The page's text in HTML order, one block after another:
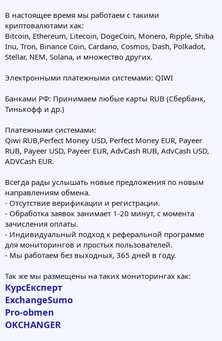
В настоящее время мы работаем с такими
криптовалютами как:
Bitcoin, Ethereum, Litecoin, DogeCoin, Monero, Ripple, Shiba
Inu, Tron, Binance Coin, Cardano, Cosmos, Dash, Polkadot,
Stellar, NEM, Solana, и множество других.
Электронными платежными системами: QIWI
Банками РФ: Принимаем любые карты RUB (Сбербанк,
Тинькофф и др.)
Платежными системами:
Qiwi RUB,Perfect Money USD, Perfect Money EUR, Payeer
RUB, Payeer USD, Payeer EUR, AdvCash RUB, AdvCash USD,
ADVCash EUR.
Всегда рады услышать новые предложения по новым
направлениям обмена.
- Отсутствие верификации и регистрации.
- Обработка заявок занимает 1-20 минут, с момента
зачисления оплаты.
- Индивидуальный подход к реферальной программе
для мониторингов и простых пользователей.
- Мы работаем без выходных, 365 дней в году.
Так же мы размещены на таких мониторингах как:
КурсЕксперт
ExchangeSumo
Pro-obmen
OKCHANGER